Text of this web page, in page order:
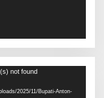
not found
2025/11/Bupati-Anton-